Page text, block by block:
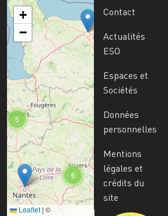
6
5
+
−
Leaflet | ©
Contact
Actualités
ESO
Espaces et
Sociétés
Données
personnelles
Mentions
légales et
crédits du
site